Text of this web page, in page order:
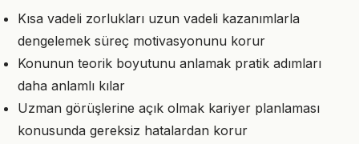
Kısa vadeli zorlukları uzun vadeli kazanımlarla
dengelemek süreç motivasyonunu korur
Konunun teorik boyutunu anlamak pratik adımları
daha anlamlı kılar
Uzman görüşlerine açık olmak kariyer planlaması
konusunda gereksiz hatalardan korur